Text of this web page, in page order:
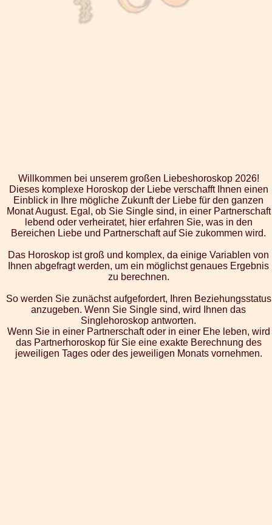
Willkommen bei unserem großen Liebeshoroskop 2026!
Dieses komplexe Horoskop der Liebe verschafft Ihnen einen
Einblick in Ihre mögliche Zukunft der Liebe für den ganzen
Monat August. Egal, ob Sie Single sind, in einer Partnerschaft
lebend oder verheiratet, hier erfahren Sie, was in den
Bereichen Liebe und Partnerschaft auf Sie zukommen wird.
Das Horoskop ist groß und komplex, da einige Variablen von
Ihnen abgefragt werden, um ein möglichst genaues Ergebnis
zu berechnen.
So werden Sie zunächst aufgefordert, Ihren Beziehungsstatus
anzugeben. Wenn Sie Single sind, wird Ihnen das
Singlehoroskop antworten.
Wenn Sie in einer Partnerschaft oder in einer Ehe leben, wird
das Partnerhoroskop für Sie eine exakte Berechnung des
jeweiligen Tages oder des jeweiligen Monats vornehmen.